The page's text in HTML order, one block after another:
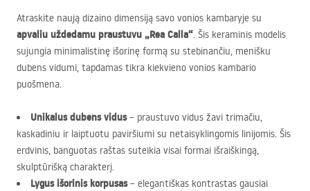
Atraskite naują dizaino dimensiją savo vonios kambaryje su
apvaliu uždedamu praustuvu „Rea Calla“. Šis keraminis modelis
sujungia minimalistinę išorinę formą su stebinančiu, menišku
dubens vidumi, tapdamas tikra kiekvieno vonios kambario
puošmena.
Unikalus dubens vidus– praustuvo vidus žavi trimačiu,
kaskadiniu ir laiptuotu paviršiumi su netaisyklingomis linijomis. Šis
erdvinis, banguotas raštas suteikia visai formai išraiškingą,
skulptūrišką charakterį.
Lygus išorinis korpusas– elegantiškas kontrastas gausiai